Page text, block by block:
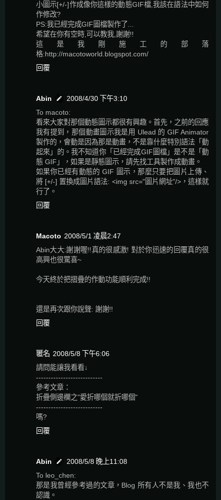
小圖示[+/-]作成像你這樣的動態GIF檔,我該在語法中如何
作修改?
PS:我已經完成GIF圖檔製作了...
希望在你有空時,可以教我,謝謝!!
這是我剛施工的部落
格:http://macotoworld.blogspot.com/
回覆
Abin
2008/4/30 下午3:10
To macoto:
看來大家對那個動態圖示都很有興趣。首先，之前的回應
我有提到，那個動畫圖示我是用 Ulead 的 GIF Animator
製作的，會動是因為那是動畫，不是靠什麼特別語法「動
起來」的。我不知道你「已經完成GIF圖檔」是不是「動
態 GIF」，如果是靜態圖示，請先找工具製作成動畫。
如果你已經有動態的 GIF 圖示，那麼只要把圖片上傳、
將 [+/-] 置換成圖片語法: <img src="圖片網址"/>，這樣就
行了。
回覆
Macoto 2008/5/1 凌晨2:47
Abin大大:謝謝喔!!真的很感激! 對於你迅速的回覆真的很
高興也很驚喜~
今天終於把摺疊的作動功能順利完成!!
還是再次跟你說聲: 謝謝!!
回覆
匿名 2008/5/8 下午6:06
請問能讓我看看↓
---------------------------
參考文章：
折疊側邊欄之"愛折哪個就折哪個"
---------------------------
嗎?
回覆
Abin
2008/5/8 晚上11:08
To leo_chen:
那是我曾經參考過的文章，Blog 所有人不是我、我也不
認識。